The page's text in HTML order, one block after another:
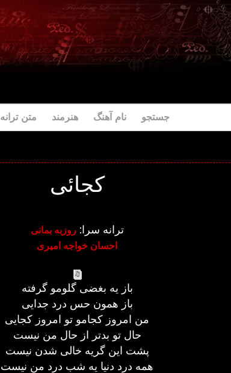
جستجو نام آهنگ هنرمند متن ترانه
کجائی
ترانه سرا:روزبه بمانی
احسان خواجه امیری
باز یه بغضی گلومو گرفته
باز همون حس درد جدایی
من امروز کجامو تو امروز کجایی
حال تو بدتر از حال من نیست
پشت این گریه خالی شدن نیست
همه درد دنیا یه شب درد من نیست